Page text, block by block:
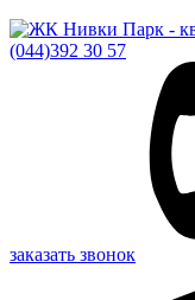
(044)392 30 57
заказать звонок